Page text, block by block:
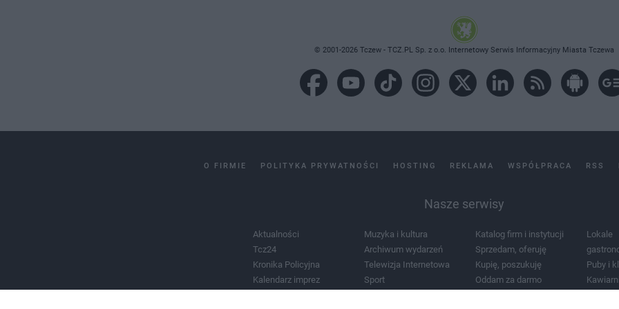
© 2001-2026 Tczew - TCZ.PL Sp. z o.o. Internetowy Serwis Informacyjny Miasta Tczewa
O FIRMIE POLITYKA PRYWATNOŚCI HOSTING REKLAMA WSPÓŁPRACA RSS
Nasze serwisy
Aktualności
Tcz24
Kronika Policyjna
Kalendarz imprez
Muzyka i kultura
Archiwum wydarzeń
Telewizja Internetowa
Sport
Katalog firm i instytucji
Sprzedam, oferuję
Kupię, poszukuję
Oddam za darmo
Lokale
Puby i